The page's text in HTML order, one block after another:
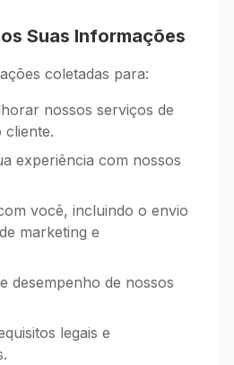
Suas Informações
coletadas para:
nossos serviços de
cliente.
experiência com nossos
você, incluindo o envio
marketing e
desempenho de nossos
legais e